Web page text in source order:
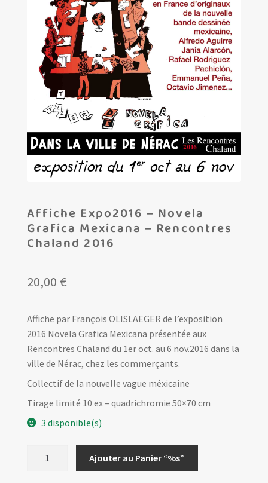
Les amis d’Yves Chaland
LUDIBD
Affiche Expo2016 – Novela
Grafica Mexicana – Rencontres
Chaland 2016
20,00 €
Affiche par François OLISLAEGER de l’exposition
2016 Novela Grafica Mexicana présentée aux
Rencontres Chaland du 1er oct. au 6 nov.2016 dans la
ville de Nérac, chez les commerçants.
Collectif de la nouvelle vague méxicaine
Tirage limité 10 ex – quadrichromie 50×70 cm
3 disponible(s)
Ajouter au Panier “%s”